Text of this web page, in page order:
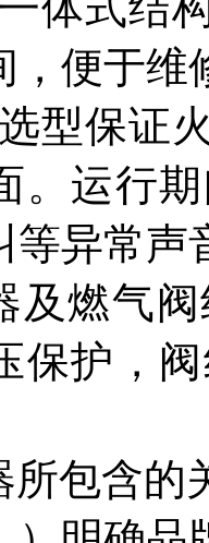
，便于维
型保证
。运行
等异常声
及燃气
保护，
所包含的